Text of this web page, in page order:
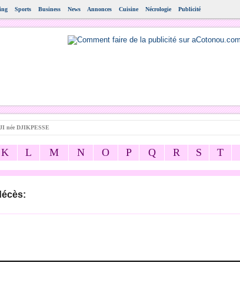
Sports Business News Annonces Cuisine Nécrologie Publicité
née DJIKPESSE
K L M N O P Q R S T